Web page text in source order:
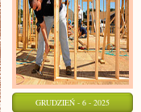
GRUDZIEŃ - 6 - 2025